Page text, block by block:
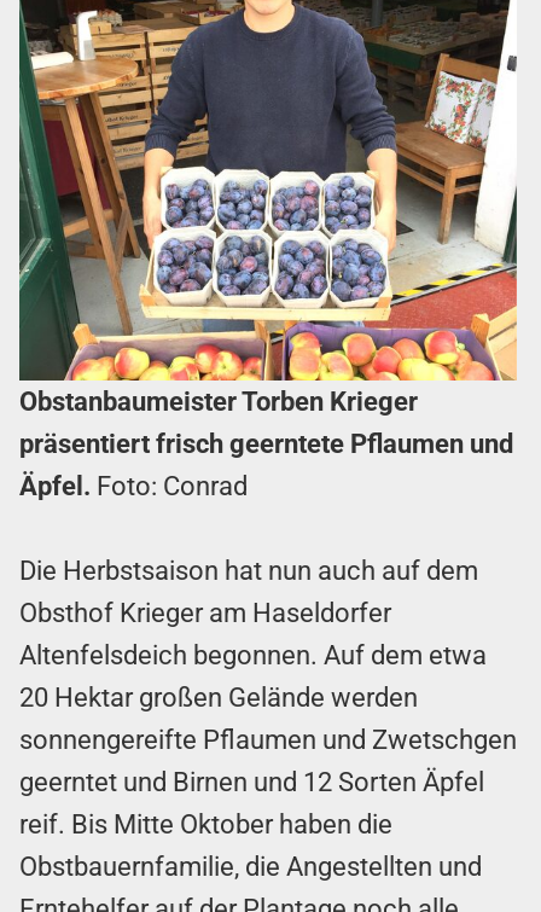
Obstanbaumeister Torben Krieger
präsentiert frisch geerntete Pflaumen und
Äpfel. Foto: Conrad
Die Herbstsaison hat nun auch auf dem
Obsthof Krieger am Haseldorfer
Altenfelsdeich begonnen. Auf dem etwa
20 Hektar großen Gelände werden
sonnengereifte Pflaumen und Zwetschgen
geerntet und Birnen und 12 Sorten Äpfel
reif. Bis Mitte Oktober haben die
Obstbauernfamilie, die Angestellten und